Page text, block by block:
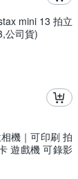
mini 13 拍立
公司貨)
機｜可印刷 拍
遊戲機 可錄影